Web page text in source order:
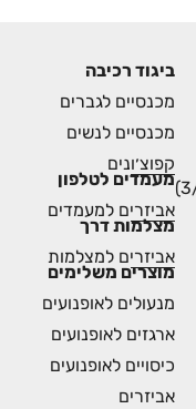
ביגוד רכיבה
מכנסיים לגברים
מכנסיים לנשים
קפוצ׳ונים
מעמדים לטלפון
אביזרים למעמדים
מצלמות דרך
אביזרים למצלמות
מוצרים משלימים
מנעולים לאופנועים
ארגזים לאופנועים
כיסויים לאופנועים
אביזרים